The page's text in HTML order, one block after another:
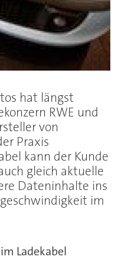
hat längst
RWE und
von
Praxis
kann der Kunde
gleich aktuelle
Dateninhalte ins
im
Ladekabel